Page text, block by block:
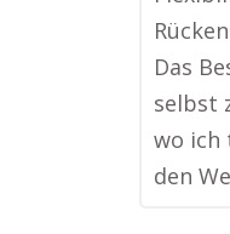
Das
selbst
wo ich
den